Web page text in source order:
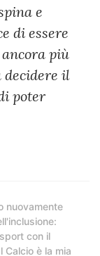
e
di essere
più
decidere il
poter
nuovamente
con il
Calcio è la mia